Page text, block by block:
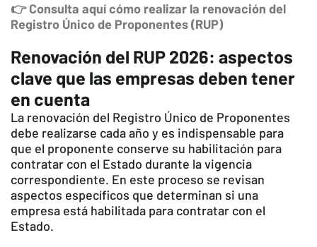
👉 Consulta aquí cómo realizar la renovación del
Registro Único de Proponentes (RUP)
Renovación del RUP 2026: aspectos
clave que las empresas deben tener
en cuenta
La renovación del Registro Único de Proponentes
debe realizarse cada año y es indispensable para
que el proponente conserve su habilitación para
contratar con el Estado durante la vigencia
correspondiente. En este proceso se revisan
aspectos específicos que determinan si una
empresa está habilitada para contratar con el
Estado.